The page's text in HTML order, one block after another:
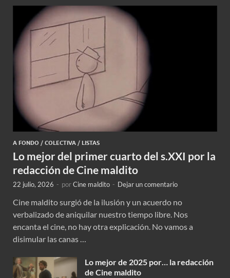
A FONDO / COLECTIVA / LISTAS
Lo mejor del primer cuarto del s.XXI por la
redacción de Cine maldito
22 julio, 2026 - porCine maldito - Dejar un comentario
Cine maldito surgió de la ilusión y un acuerdo no
verbalizado de aniquilar nuestro tiempo libre. Nos
encanta el cine, no hay otra explicación. No vamos a
disimular las canas …
Lo mejor de 2025 por… la redacción
de Cine maldito